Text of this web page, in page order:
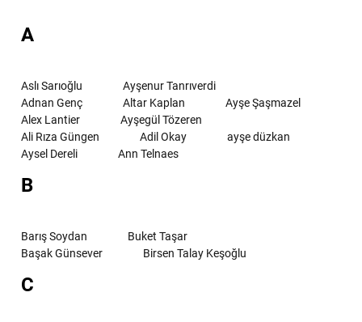
A
Aslı Sarıoğlu
Ayşenur Tanrıverdi
Adnan Genç
Altar Kaplan
Ayşe Şaşmazel
Alex Lantier
Ayşegül Tözeren
Ali Rıza Güngen
Adil Okay
ayşe düzkan
Aysel Dereli
Ann Telnaes
B
Barış Soydan
Buket Taşar
Başak Günsever
Birsen Talay Keşoğlu
C